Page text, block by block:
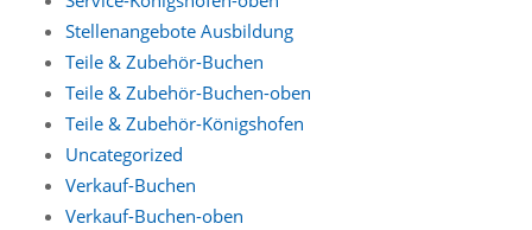
Stellenangebote Ausbildung
Teile & Zubehör-Buchen
Teile & Zubehör-Buchen-oben
Teile & Zubehör-Königshofen
Uncategorized
Verkauf-Buchen
Verkauf-Buchen-oben